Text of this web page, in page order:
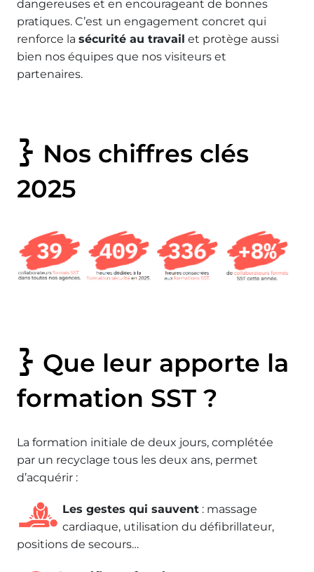
dangereuses et en encourageant de bonnes
pratiques. C’est un engagement concret qui
renforce la sécurité au travail et protège aussi
bien nos équipes que nos visiteurs et
partenaires.
Nos chiffres clés
2025
Que leur apporte la
formation SST ?
La formation initiale de deux jours, complétée
par un recyclage tous les deux ans, permet
d’acquérir :
Les gestes qui sauvent : massage
cardiaque, utilisation du défibrillateur,
positions de secours…